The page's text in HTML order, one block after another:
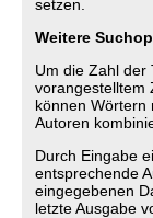
setzen.
Weitere
Um die Zahl der
vorangestelltem
können Wörtern
Autoren
Durch Eingabe
entsprechende
eingegebenen
letzte Ausgabe